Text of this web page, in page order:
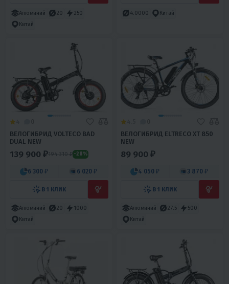
Алюминий 20
250
Китай
4.0000 Китай
ВЕЛОГИБРИД VOLTECO BAD
DUAL NEW
139 900 ₽194 310 ₽ -28%
6 300 ₽ 6 020 ₽
В 1 КЛИК
Алюминий 20
1000
Китай
ВЕЛОГИБРИД ELTRECO XT 850
NEW
89 900 ₽
4 050 ₽ 3 870 ₽
В 1 КЛИК
Алюминий 27.5
500
Китай